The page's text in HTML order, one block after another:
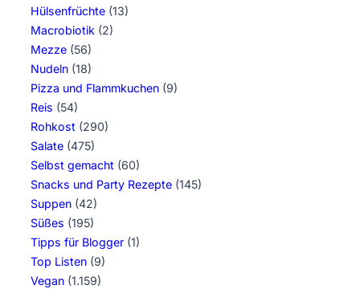
Hülsenfrüchte (13)
Macrobiotik (2)
Mezze (56)
Nudeln (18)
Pizza und Flammkuchen (9)
Reis (54)
Rohkost (290)
Salate (475)
Selbst gemacht (60)
Snacks und Party Rezepte (145)
Suppen (42)
Süßes (195)
Tipps für Blogger (1)
Top Listen (9)
Vegan (1.159)